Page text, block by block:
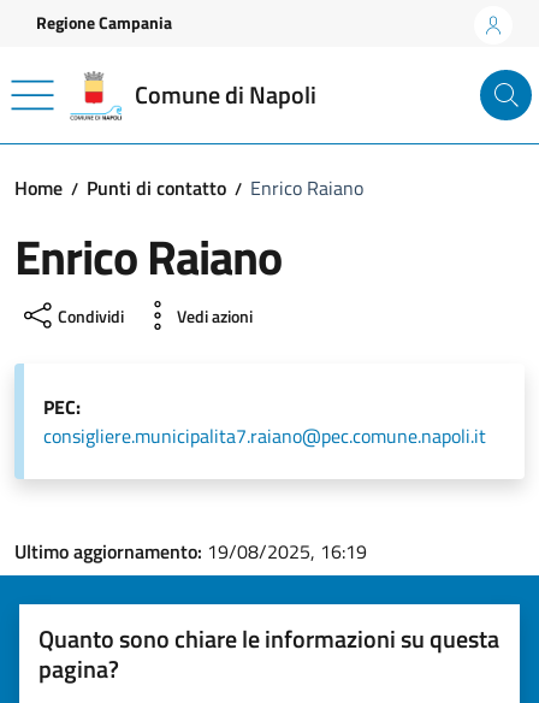
Vai ai contenuti
Vai al footer
Regione Campania
Comune di Napoli
Home Punti di contatto Enrico Raiano
Enrico Raiano
Condividi Vedi azioni
PEC:
consigliere.municipalita7.raiano@pec.comune.napoli.it
Ultimo aggiornamento: 19/08/2025, 16:19
Quanto sono chiare le informazioni su questa
pagina?